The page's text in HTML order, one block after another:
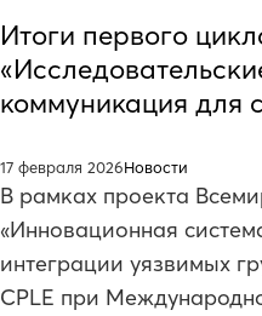
Итоги первого
коммуникация для
17 февраля 2026Новости
В рамках проекта
«Инновационная
интеграции уязвимых
CPLE при